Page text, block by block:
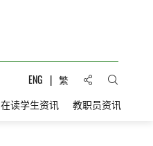
ENG 繁 分享到:打开搜
在读学生资讯 教职员资讯